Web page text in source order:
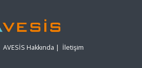
AVESİS Hakkında | İletişim